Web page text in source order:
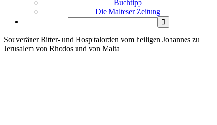
Buchtipp
Die Malteser Zeitung
Souveräner Ritter- und Hospitalorden vom heiligen Johannes zu
Jerusalem von Rhodos und von Malta